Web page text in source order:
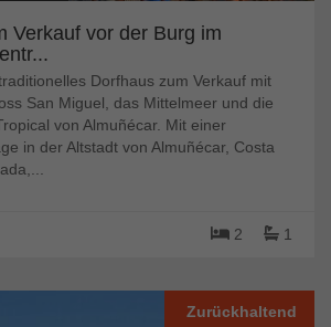
Verkauf vor der Burg im
Dorfhaus zum Verkauf mit
San Miguel, das Mittelmeer und die
von Almuñécar. Mit einer
in der Altstadt von Almuñécar, Costa
2 1
Zurückhaltend